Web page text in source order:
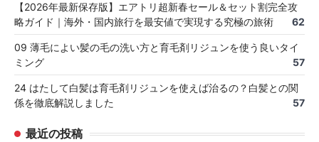
【2026年最新保存版】エアトリ超新春セール＆セット割完全攻
略ガイド｜海外・国内旅行を最安値で実現する究極の旅術
62
09 薄毛によい髪の毛の洗い方と育毛剤リジュンを使う良いタイ
ミング
57
24 はたして白髪は育毛剤リジュンを使えば治るの？白髪との関
係を徹底解説しました
57
最近の投稿